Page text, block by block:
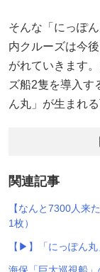
そんな「にっぽ
内クルーズは今
がれていきます
ズ船2隻を導入す
ん丸」が生まれ
関連記事
【なんと7300人来
1枚）
【▶】「にっぽん
海保「巨大巡視船